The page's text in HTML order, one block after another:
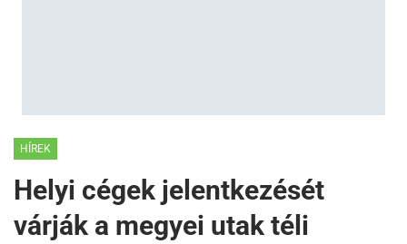
HÍREK
Helyi cégek jelentkezését
várják a megyei utak téli